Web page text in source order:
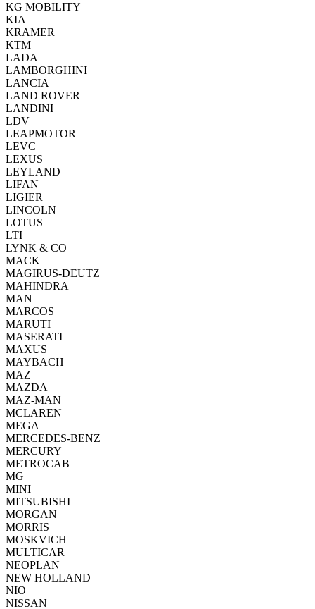
KG MOBILITY
KIA
KRAMER
KTM
LADA
LAMBORGHINI
LANCIA
LAND ROVER
LANDINI
LDV
LEAPMOTOR
LEVC
LEXUS
LEYLAND
LIFAN
LIGIER
LINCOLN
LOTUS
LTI
LYNK & CO
MACK
MAGIRUS-DEUTZ
MAHINDRA
MAN
MARCOS
MARUTI
MASERATI
MAXUS
MAYBACH
MAZ
MAZDA
MAZ-MAN
MCLAREN
MEGA
MERCEDES-BENZ
MERCURY
METROCAB
MG
MINI
MITSUBISHI
MORGAN
MORRIS
MOSKVICH
MULTICAR
NEOPLAN
NEW HOLLAND
NIO
NISSAN